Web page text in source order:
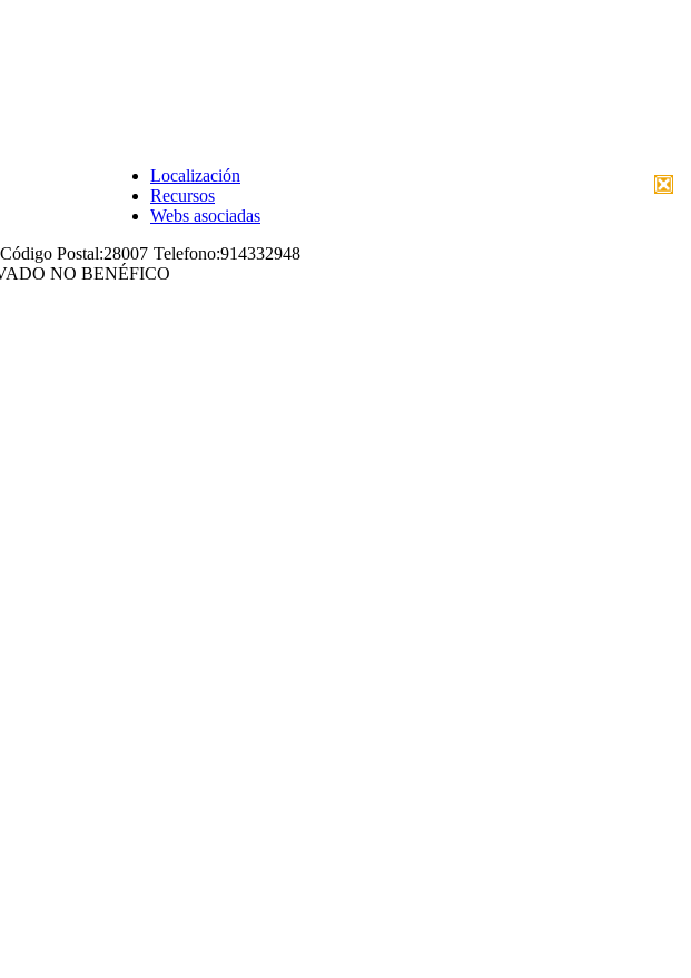
Localización
Recursos
Webs asociadas
Código Postal:28007 Telefono:914332948
NO BENÉFICO